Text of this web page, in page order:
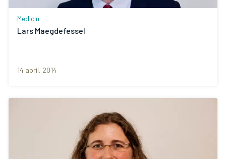
Medicin
Lars Maegdefessel
14 april, 2014